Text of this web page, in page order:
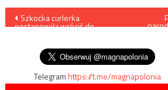
Nawigacja
wpisu
Szkocka curlerka
postanowiła wrócić do
Telegramhttps://t.me/magnapolonia